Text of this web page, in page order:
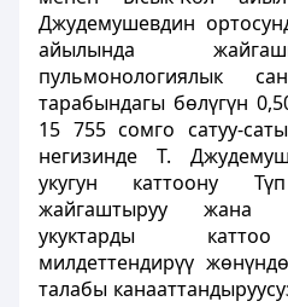
Джудемушевдин
айылында
пульмонологиялык
тарабындагы бөлүгүн
15 755 сомго сатуу-
негизинде Т.
укугун каттоону
жайгаштыруу жана
укуктарды
милдеттендирүү
талабы